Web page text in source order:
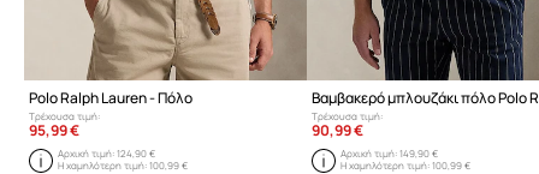
Polo Ralph Lauren - Πόλο
Τρέχουσα τιμή:
95,99 €
Αρχική τιμή:124,90 €
Η χαμηλότερη τιμή:100,99 €
Τρέχουσα τιμή:
90,99 €
Αρχική τιμή: 149,90 €
Η χαμηλότερη τιμή: 100,99 €